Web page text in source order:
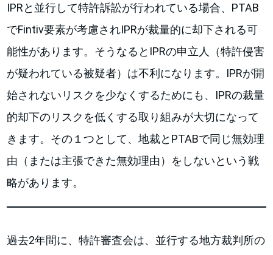
IPRと並行して特許訴訟が行われている場合、PTAB
でFintiv要素が考慮されIPRが裁量的に却下される可
能性があります。そうなるとIPRの申立人（特許侵害
が疑われている被疑者）は不利になります。IPRが開
始されないリスクを少なくするためにも、IPRの裁量
的却下のリスクを低くする取り組みが大切になって
きます。その１つとして、地裁とPTABで同じ無効理
由（または主張できた無効理由）をしないという戦
略があります。
過去2年間に、特許審査会は、並行する地方裁判所の